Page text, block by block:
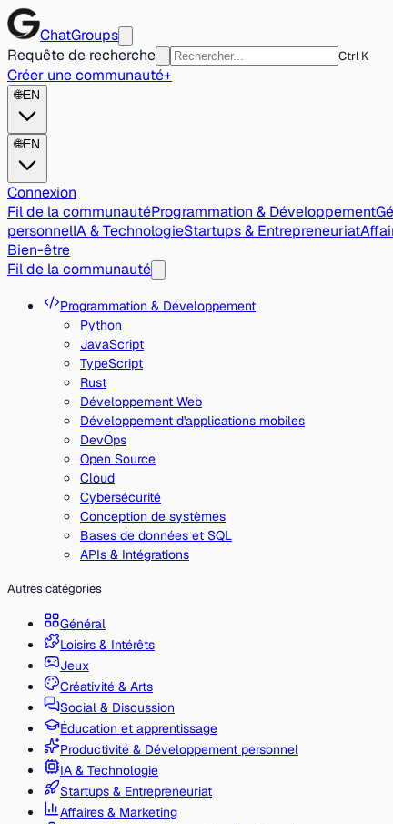
ChatGroups
Requête de recherche
Ctrl K
Créer une communauté+
🌐EN
🌐EN
Connexion
Fil de la communautéProgrammation & Développement
personnelIA & TechnologieStartups & Entrepreneuriat
Bien-être
Fil de la communauté
Programmation & Développement
Python
JavaScript
TypeScript
Rust
Développement Web
Développement d'applications mobiles
DevOps
Open Source
Cloud
Cybersécurité
Conception de systèmes
Bases de données et SQL
APIs & Intégrations
Autres catégories
Général
Loisirs & Intérêts
Jeux
Créativité & Arts
Social & Discussion
Éducation et apprentissage
Productivité & Développement personnel
IA & Technologie
Startups & Entrepreneuriat
Affaires & Marketing